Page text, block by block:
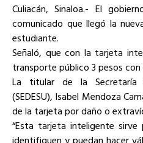
Culiacán, Sinaloa.- El
comunicado que llegó la
estudiante.
Señaló, que con la tarjeta
transporte público 3 pesos
La titular de la Secretaría
(SEDESU), Isabel Mendoza
de la tarjeta por daño o
“Esta tarjeta inteligente
identifiquen y puedan hacer